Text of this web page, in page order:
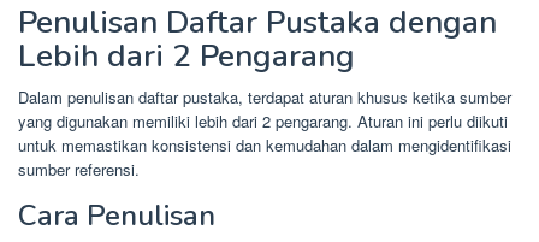
Penulisan Daftar Pustaka dengan
Lebih dari 2 Pengarang
Dalam penulisan daftar pustaka, terdapat aturan khusus ketika sumber
yang digunakan memiliki lebih dari 2 pengarang. Aturan ini perlu diikuti
untuk memastikan konsistensi dan kemudahan dalam mengidentifikasi
sumber referensi.
Cara Penulisan